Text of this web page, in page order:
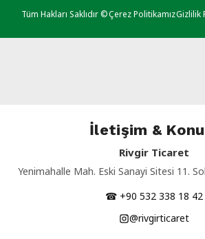
Tüm Hakları Saklıdır ©Çerez PolitikamızGizlilik
İletişim &
Rivgir Ticaret
Yenimahalle Mah. Eski Sanayi Sitesi 11.
☎ +90 532 338 18 42
@rivgirticaret